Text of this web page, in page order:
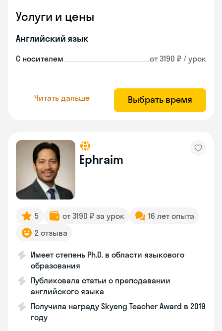
Услуги и цены
Английский язык
С носителем от 3190 ₽ / урок
Читать дальше Выбрать время
Ephraim
5 от 3190 ₽ за урок
16 лет опыта
2 отзыва
Имеет степень Ph.D. в области языкового
образования
Публиковала статьи о преподавании
английского языка
Получила награду Skyeng Teacher Award в 2019
году